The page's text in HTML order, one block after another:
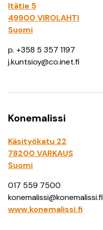
Itätie 5
49900 VIROLAHTI
Suomi
p. +358 5 357 1197
j.kuntsioy@co.inet.fi
Konemalissi
Käsityökatu 22
78200 VARKAUS
Suomi
017 559 7500
konemalissi@konemalissi.fi
www.konemalissi.fi